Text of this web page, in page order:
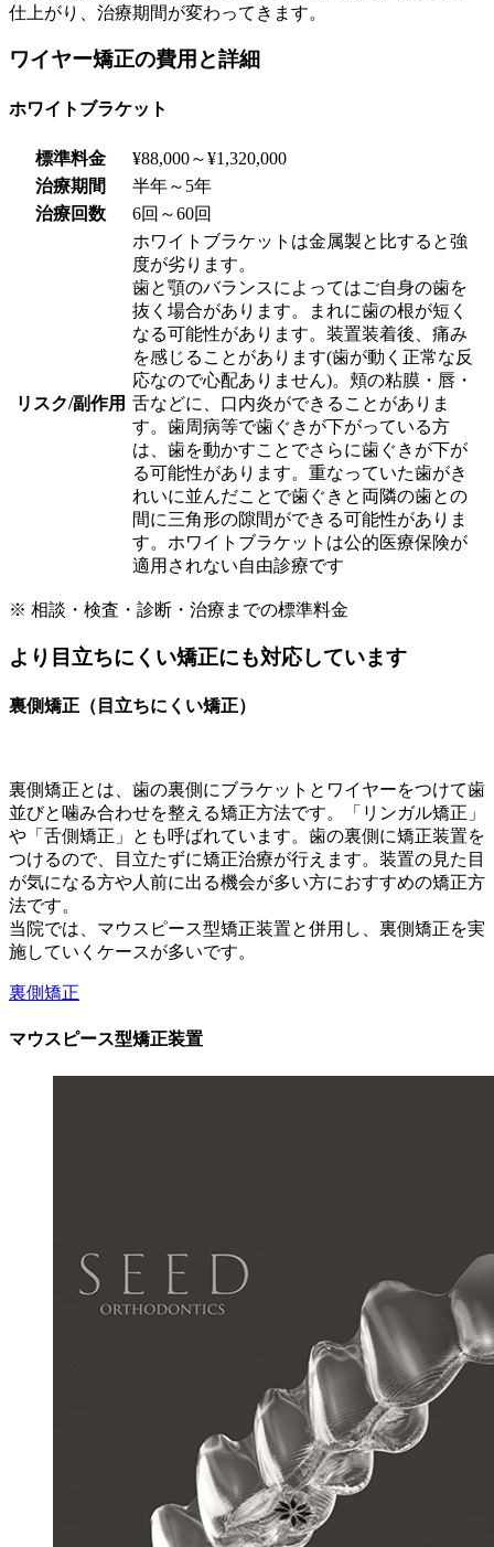
仕上がり、治療期間が変わってきます。
ワイヤー矯正の費用と詳細
ホワイトブラケット
標準料金
¥88,000～¥1,320,000
治療期間
半年～5年
治療回数
6回～60回
リスク/副作用
ホワイトブラケットは金属製と比すると強
度が劣ります。
歯と顎のバランスによってはご自身の歯を
抜く場合があります。まれに歯の根が短く
なる可能性があります。装置装着後、痛み
を感じることがあります(歯が動く正常な反
応なので心配ありません)。頬の粘膜・唇・
舌などに、口内炎ができることがありま
す。歯周病等で歯ぐきが下がっている方
は、歯を動かすことでさらに歯ぐきが下が
る可能性があります。重なっていた歯がき
れいに並んだことで歯ぐきと両隣の歯との
間に三角形の隙間ができる可能性がありま
す。ホワイトブラケットは公的医療保険が
適用されない自由診療です
※ 相談・検査・診断・治療までの標準料金
より目立ちにくい矯正にも対応しています
裏側矯正（目立ちにくい矯正）
裏側矯正とは、歯の裏側にブラケットとワイヤーをつけて歯
並びと噛み合わせを整える矯正方法です。「リンガル矯正」
や「舌側矯正」とも呼ばれています。歯の裏側に矯正装置を
つけるので、目立たずに矯正治療が行えます。装置の見た目
が気になる方や人前に出る機会が多い方におすすめの矯正方
法です。
当院では、マウスピース型矯正装置と併用し、裏側矯正を実
施していくケースが多いです。
裏側矯正
マウスピース型矯正装置